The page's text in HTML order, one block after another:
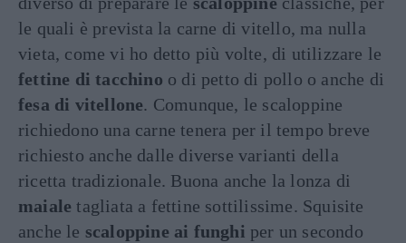
le quali è prevista la carne di vitello, ma nulla
vieta, come vi ho detto più volte, di utilizzare le
fettine di tacchino o di petto di pollo o anche di
fesa di vitellone. Comunque, le scaloppine
richiedono una carne tenera per il tempo breve
richiesto anche dalle diverse varianti della
ricetta tradizionale. Buona anche la lonza di
maiale tagliata a fettine sottilissime. Squisite
anche le scaloppine ai funghi per un secondo